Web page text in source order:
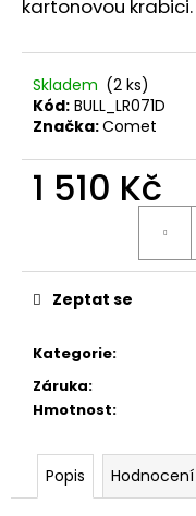
kartonovou krabici.
Skladem (2 ks)
Kód: BULL_LR071D
Značka:Comet
1 510 Kč
Kategorie:
Záruka:
Hmotnost:
Zeptat se
Popis Hodnocení